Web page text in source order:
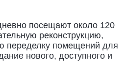
посещают около 120
реконструкцию,
помещений для
нового, доступного и